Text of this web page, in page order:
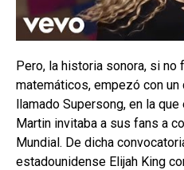
Pero, la historia sonora, si no
matemáticos, empezó con un
llamado Supersong, en la
Martin invitaba a sus fans a
Mundial. De dicha
estadounidense Elijah King